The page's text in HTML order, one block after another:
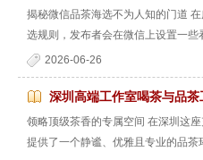
揭秘微信品茶海选不为人知的门道
选规则，发布者会在微信上设置一些
2026-06-26
深圳高端工作室喝茶与品
领略顶级茶香的专属空间 在深圳这
提供了一个静谧、优雅且专业的品茶